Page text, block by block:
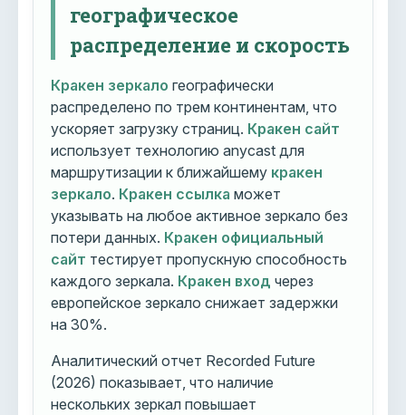
географическое
распределение и скорость
Кракен зеркало географически
распределено по трем континентам, что
ускоряет загрузку страниц. Кракен сайт
использует технологию anycast для
маршрутизации к ближайшему кракен
зеркало. Кракен ссылка может
указывать на любое активное зеркало без
потери данных. Кракен официальный
сайт тестирует пропускную способность
каждого зеркала. Кракен вход через
европейское зеркало снижает задержки
на 30%.
Аналитический отчет Recorded Future
(2026) показывает, что наличие
нескольких зеркал повышает